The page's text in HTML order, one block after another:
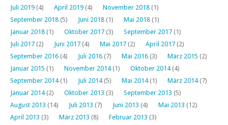
Juli 2019 (4) April 2019 (4) November 2018 (1)
September 2018 (5) Juni 2018 (1) Mai 2018 (1)
Januar 2018 (1) Oktober 2017 (3) September 2017 (1)
Juli 2017 (2) Juni 2017 (4) Mai 2017 (2) April 2017 (2)
September 2016 (4) Juli 2016 (7) Mai 2016 (3) März 2015 (2)
Januar 2015 (1) November 2014(1) Oktober 2014(4)
September 2014(1) Juli 2014(5) Mai 2014(1) März 2014(7)
Januar 2014(2) Oktober 2013 (3) September 2013 (5)
August 2013 (14) Juli 2013 (7) Juni 2013 (4) Mai 2013 (12)
April 2013 (3) März 2013 (8) Februar 2013 (3)